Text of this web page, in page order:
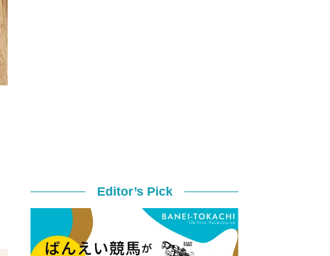
Editor’s Pick